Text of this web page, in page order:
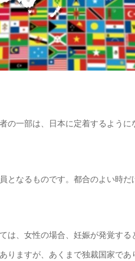
一部は、日本に定着するよう
なるものです。都合のよい時
、女性の場合、妊娠が発覚す
ますが、あくまで独裁国家で